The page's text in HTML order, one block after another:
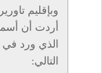
وبإقليم
أردت أن
الذي ورد في
التالي: